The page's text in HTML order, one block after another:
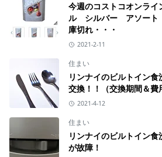
今週のコストコオンラ
ル シルバー アソー
庫切れ・・・
2021-2-11
住まい
リンナイのビルトイン食
交換！！（交換期間＆費
2021-4-12
住まい
リンナイのビルトイン食
が故障！